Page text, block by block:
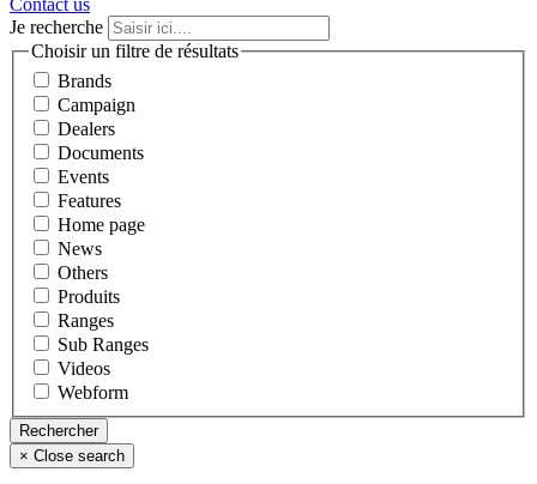
Je recherche
Choisir un filtre de résultats
Brands
Campaign
Dealers
Documents
Events
Features
Home page
News
Others
Produits
Ranges
Sub Ranges
Videos
Webform
× Close search